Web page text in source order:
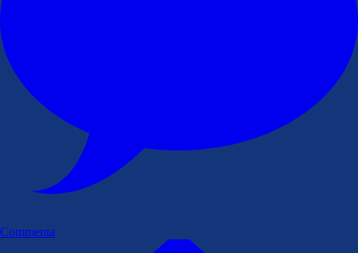
Commenta